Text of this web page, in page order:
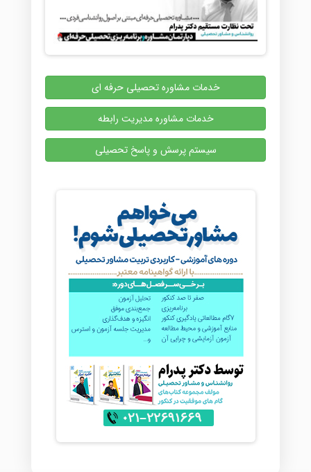
خدمات مشاوره تحصیلی حرفه ای
خدمات مشاوره مدیریت رابطه
سیستم پرسش و پاسخ تحصیلی